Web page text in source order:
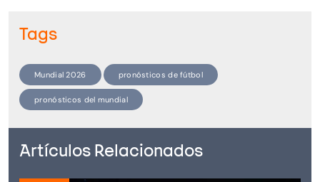
Tags
Mundial 2026 pronósticos de fútbol
pronósticos del mundial
Artículos Relacionados